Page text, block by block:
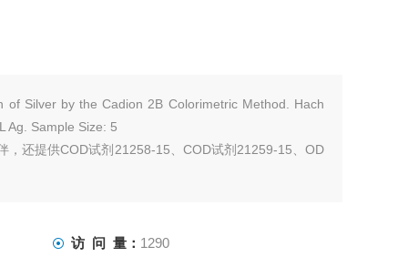
of Silver by the Cadion 2B Colorimetric Method. Hach
Ag. Sample Size: 5
，还提供COD试剂21258-15、COD试剂21259-15、OD
访 问 量： 1290